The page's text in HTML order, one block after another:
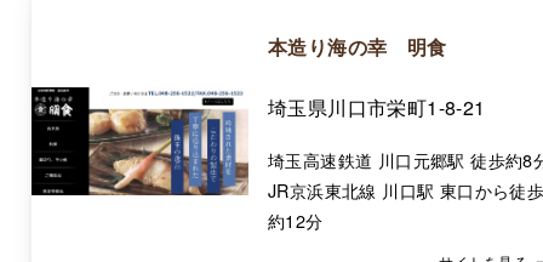
本造り海の幸 明食
埼玉県川口市栄町1-8-21
埼玉高速鉄道 川口元郷駅 徒歩約8
JR京浜東北線 川口駅 東口から徒
約12分